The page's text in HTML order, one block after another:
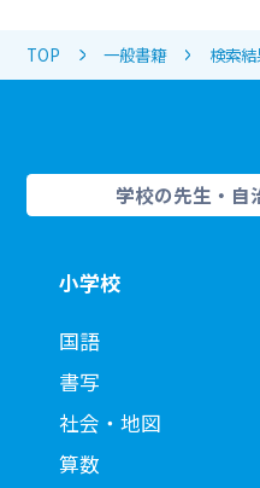
TOP 一般書籍 検索
学校の先生・自
小学校
国語
書写
社会・地図
算数